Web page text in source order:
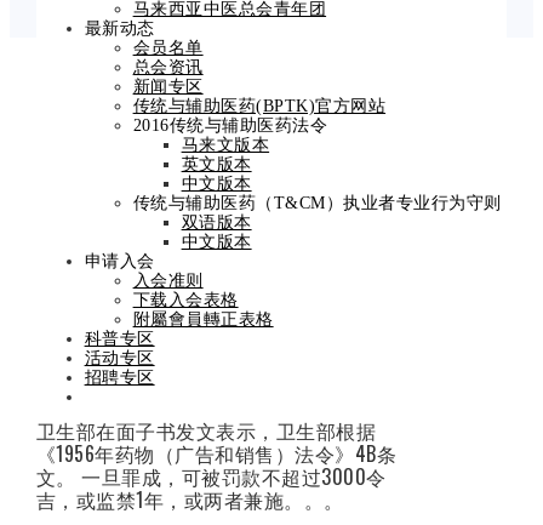
马来西亚中医总会青年团
最新动态
会员名单
总会资讯
新闻专区
传统与辅助医药(BPTK)官方网站
2016传统与辅助医药法令
马来文版本
英文版本
中文版本
传统与辅助医药（T&CM）执业者专业行为守则
双语版本
中文版本
申请入会
入会准则
下载入会表格
附屬會員轉正表格
科普专区
活动专区
招聘专区
卫生部- 新冠肺炎预防
与治疗声明
On January 19, 2021
马来西亚卫生部强调，除了该部，其他各
方不得就新冠肺炎的预防和治疗发表任何
同时禁止所有人在任何媒体上以预防或治
疗新冠肺炎的名义刊登广告。
卫生部在面子书发文表示，卫生部根据
《1956年药物（广告和销售）法令》4B条
文。 一旦罪成，可被罚款不超过3000令
吉，或监禁1年，或两者兼施。。。